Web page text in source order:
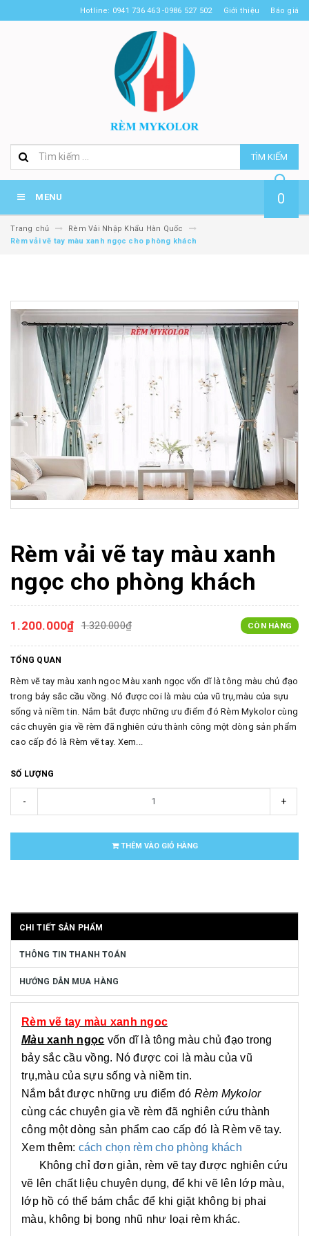
Hotline: 0941 736 463 -0986 527 502 Giới thiệu Báo giá
TÌM KIẾM
MENU 0
Trang chủ
Rèm Vải Nhập Khẩu Hàn Quốc
Rèm vải vẽ tay màu xanh ngọc cho phòng khách
Rèm vải vẽ tay màu xanh
ngọc cho phòng khách
1.200.000₫ 1.320.000₫ CÒN HÀNG
TỔNG QUAN
Rèm vẽ tay màu xanh ngoc Màu xanh ngọc vốn dĩ là tông màu chủ đạo
trong bảy sắc cầu vồng. Nó được coi là màu của vũ trụ,màu của sựu
sống và niềm tin. Nắm bắt được những ưu điểm đó Rèm Mykolor cùng
các chuyên gia về rèm đã nghiên cứu thành công một dòng sản phẩm
cao cấp đó là Rèm vẽ tay. Xem...
SỐ LƯỢNG
- +
THÊM VÀO GIỎ HÀNG
CHI TIẾT SẢN PHẨM
THÔNG TIN THANH TOÁN
HƯỚNG DẪN MUA HÀNG
Rèm vẽ tay màu xanh ngoc
Màu xanh ngọc vốn dĩ là tông màu chủ đạo trong
bảy sắc cầu vồng. Nó được coi là màu của vũ
trụ,màu của sựu sống và niềm tin.
Nắm bắt được những ưu điểm đó Rèm Mykolor
cùng các chuyên gia về rèm đã nghiên cứu thành
công một dòng sản phẩm cao cấp đó là Rèm vẽ tay.
Xem thêm: cách chọn rèm cho phòng khách
Không chỉ đơn giản, rèm vẽ tay được nghiên cứu
vẽ lên chất liệu chuyên dụng, để khi vẽ lên lớp màu,
lớp hồ có thể bám chắc để khi giặt không bị phai
màu, không bị bong nhũ như loại rèm khác.